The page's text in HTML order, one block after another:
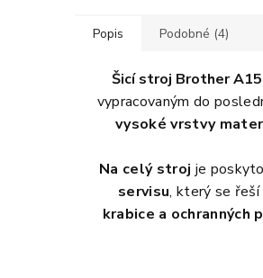
Popis Podobné (4)
Šicí stroj Brother
vypracovaným do
vysoké vrstvy
Na celý stroj je
servisu, který se
krabice a ochranných